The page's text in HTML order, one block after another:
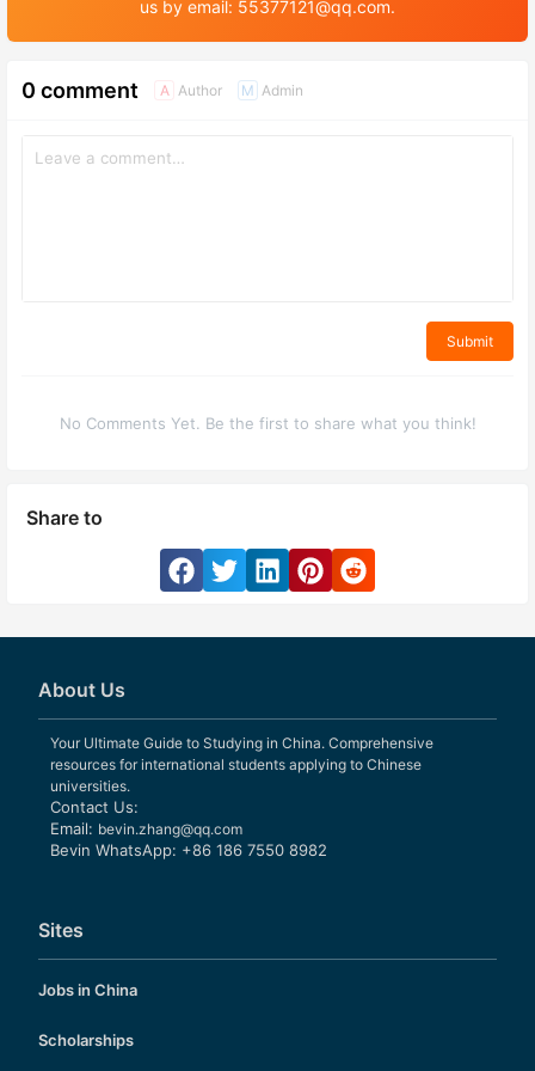
us by email: 55377121@qq.com.
0 comment A Author M Admin
Submit
No Comments Yet. Be the first to share what you think!
Share to
About Us
Your Ultimate Guide to Studying in China. Comprehensive
resources for international students applying to Chinese
universities.
Contact Us:
Email: bevin.zhang@qq.com
Bevin WhatsApp: +86 186 7550 8982
Sites
Jobs in China
Scholarships